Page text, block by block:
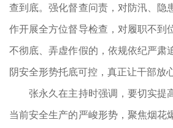
查到底。强化督查问责，对防汛、隐
作开展全方位督导检查，对履职不到
不彻底、弄虚作假的，依规依纪严肃
阴安全形势托底可控，真正让干部放
张永久在主持时强调，要切实提
当前安全生产的严峻形势，聚焦烟花